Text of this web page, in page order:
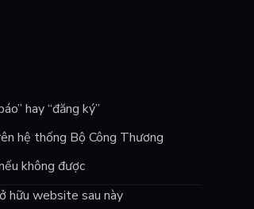
hay “đăng ký”
hệ thống Bộ Công Thương
không được
hữu website sau này